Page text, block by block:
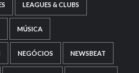
LEAGUES & CLUBS
MÚSICA
NEGÓCIOS NEWSBEAT